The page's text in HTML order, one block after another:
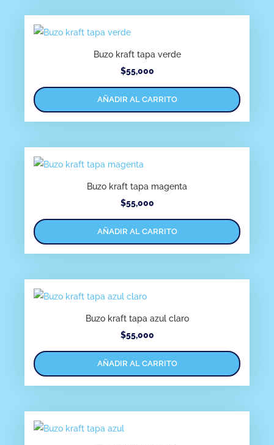
Buzo kraft tapa verde
$55,000
AÑADIR AL CARRITO
Buzo kraft tapa magenta
$55,000
AÑADIR AL CARRITO
Buzo kraft tapa azul claro
$55,000
AÑADIR AL CARRITO